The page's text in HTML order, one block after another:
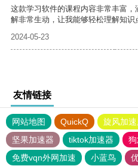
这款学习软件的课程内容非常丰富
解非常生动，让我能够轻松理解知识
2024-05-23
友情链接
网站地图 QuickQ 旋风加
坚果加速器
tiktok加速器
免费vqn外网加速
小蓝鸟